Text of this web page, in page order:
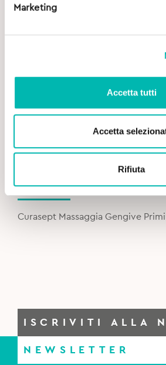
Marketing
Accetta tutti
Accetta
Rifiuta
4,50€
Original
price
was:
4,50€.
4,00€
Current
price
is:
4,00€.
Curasept Massaggia Gengive
ISCRIVITI ALLA
NEWSLETTER